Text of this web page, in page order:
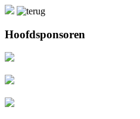
Hoofdsponsoren